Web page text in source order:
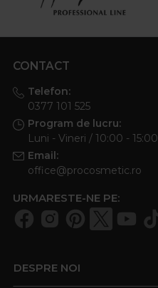
CONTACT
Telefon:
0377 101 525
Program de lucru:
Luni - Vineri / 10:00 - 15:00
Email:
office@procosmetic.ro
URMARESTE-NE PE:
DESPRE NOI